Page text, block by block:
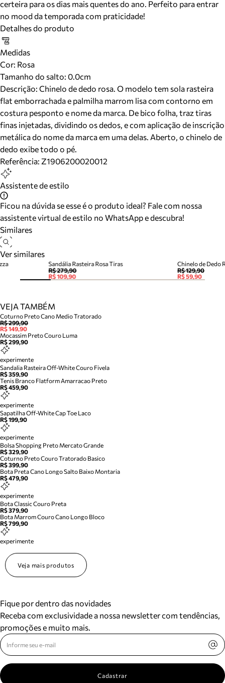
certeira para os dias mais quentes do ano. Perfeito para entrar
no mood da temporada com praticidade!
Detalhes do produto
Medidas
Cor: Rosa
Tamanho do salto: 0.0cm
Descrição: Chinelo de dedo rosa. O modelo tem sola rasteira
flat emborrachada e palmilha marrom lisa com contorno em
costura pesponto e nome da marca. De bico folha, traz tiras
finas injetadas, dividindo os dedos, e com aplicação de inscrição
metálica do nome da marca em uma delas. Aberto, o chinelo de
dedo exibe todo o pé.
Referência: Z1906200020012
Assistente de estilo
Ficou na dúvida se esse é o produto ideal? Fale com nossa
assistente virtual de estilo no WhatsApp e descubra!
Similares
Ver similares
Sandália Rasteira Rosa Tiras
R$ 279,90
R$ 109,90
Chinelo de Dedo
R$ 129,90
R$ 59,90
VEJA TAMBÉM
Coturno Preto Cano Medio Tratorado
R$ 299,90
R$ 149,90
Mocassim Preto Couro Luma
R$ 299,90
experimente
Sandalia Rasteira Off-White Couro Fivela
R$ 359,90
Tenis Branco Flatform Amarracao Preto
R$ 459,90
experimente
Sapatilha Off-White Cap Toe Laco
R$ 199,90
experimente
Bolsa Shopping Preto Mercato Grande
R$ 329,90
Coturno Preto Couro Tratorado Basico
R$ 399,90
Bota Preta Cano Longo Salto Baixo Montaria
R$ 479,90
experimente
Bota Classic Couro Preta
R$ 379,90
Bota Marrom Couro Cano Longo Bloco
R$ 799,90
experimente
Veja mais produtos
Fique por dentro das novidades
Receba com exclusividade a nossa newsletter com tendências,
promoções e muito mais.
Cadastrar